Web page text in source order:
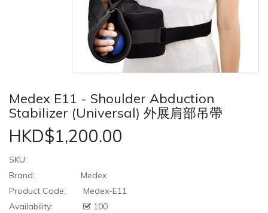
Medex E11 - Shoulder Abduction
Stabilizer (Universal) 外展肩部吊帶
HKD$1,200.00
SKU:
Brand:
Medex
Product Code:
Medex-E11
Availability:
100